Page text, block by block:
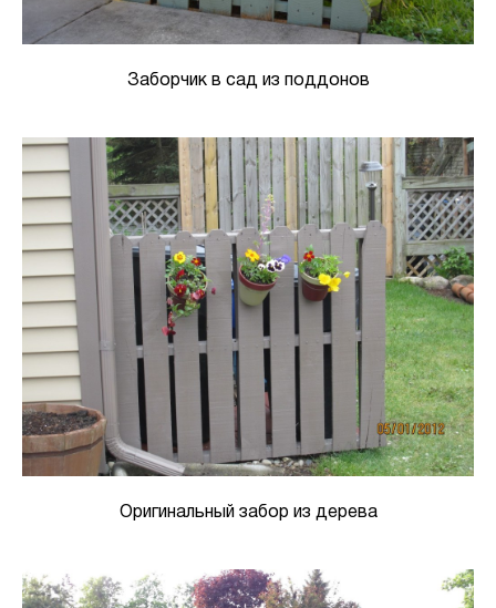
Заборчик в сад из поддонов
Оригинальный забор из дерева